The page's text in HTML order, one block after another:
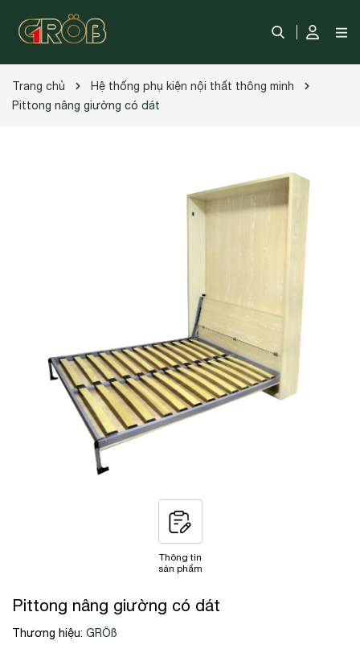
Trang chủ
Hệ thống phụ kiện nội thất thông minh
Pittong nâng giường có dát
Thông tin
sản phẩm
Pittong nâng giường có dát
Thương hiệu: GRÖß